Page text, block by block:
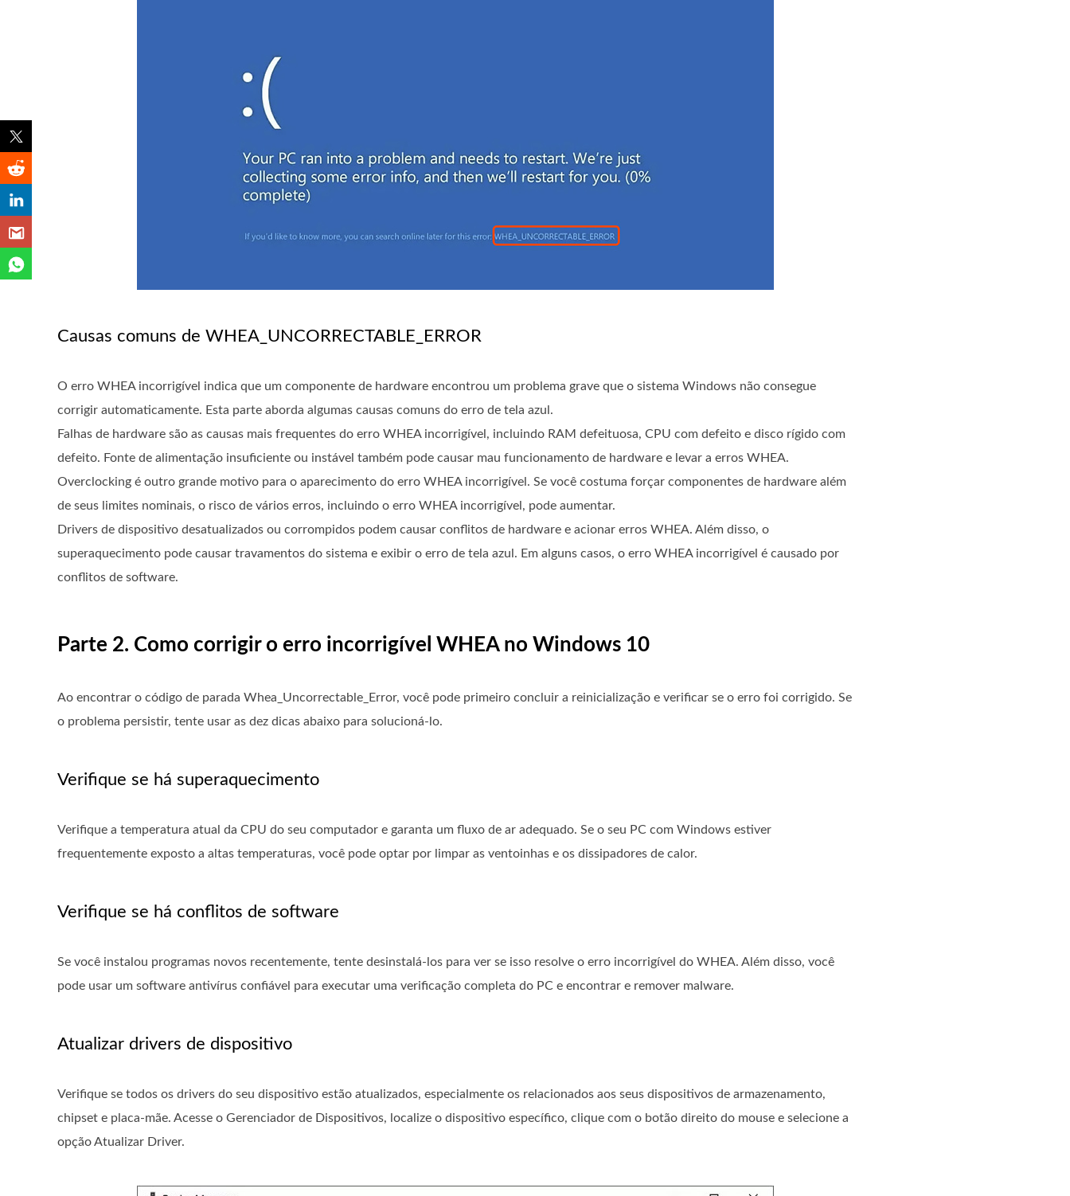
Causas comuns de WHEA_UNCORRECTABLE_ERROR
O erro WHEA incorrigível indica que um componente de hardware encontrou um problema grave que o sistema Windows não consegue
corrigir automaticamente. Esta parte aborda algumas causas comuns do erro de tela azul.
Falhas de hardware são as causas mais frequentes do erro WHEA incorrigível, incluindo RAM defeituosa, CPU com defeito e disco rígido com
defeito. Fonte de alimentação insuficiente ou instável também pode causar mau funcionamento de hardware e levar a erros WHEA.
Overclocking é outro grande motivo para o aparecimento do erro WHEA incorrigível. Se você costuma forçar componentes de hardware além
de seus limites nominais, o risco de vários erros, incluindo o erro WHEA incorrigível, pode aumentar.
Drivers de dispositivo desatualizados ou corrompidos podem causar conflitos de hardware e acionar erros WHEA. Além disso, o
superaquecimento pode causar travamentos do sistema e exibir o erro de tela azul. Em alguns casos, o erro WHEA incorrigível é causado por
conflitos de software.
Parte 2. Como corrigir o erro incorrigível WHEA no Windows 10
Ao encontrar o código de parada Whea_Uncorrectable_Error, você pode primeiro concluir a reinicialização e verificar se o erro foi corrigido. Se
o problema persistir, tente usar as dez dicas abaixo para solucioná-lo.
Verifique se há superaquecimento
Verifique a temperatura atual da CPU do seu computador e garanta um fluxo de ar adequado. Se o seu PC com Windows estiver
frequentemente exposto a altas temperaturas, você pode optar por limpar as ventoinhas e os dissipadores de calor.
Verifique se há conflitos de software
Se você instalou programas novos recentemente, tente desinstalá-los para ver se isso resolve o erro incorrigível do WHEA. Além disso, você
pode usar um software antivírus confiável para executar uma verificação completa do PC e encontrar e remover malware.
Atualizar drivers de dispositivo
Verifique se todos os drivers do seu dispositivo estão atualizados, especialmente os relacionados aos seus dispositivos de armazenamento,
chipset e placa-mãe. Acesse o Gerenciador de Dispositivos, localize o dispositivo específico, clique com o botão direito do mouse e selecione a
opção Atualizar Driver.